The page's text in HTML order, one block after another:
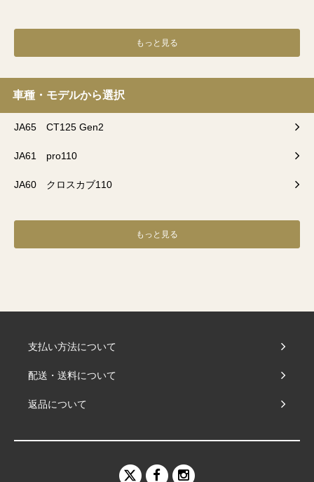
もっと見る
車種・モデルから選択
JA65 CT125 Gen2
JA61 pro110
JA60 クロスカブ110
もっと見る
支払い方法について
配送・送料について
返品について